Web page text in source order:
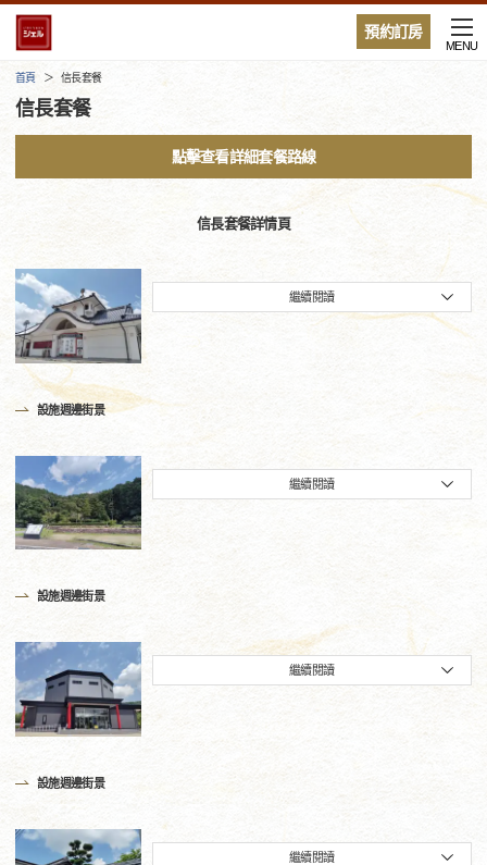
預約訂房
MENU
首頁 信長套餐
信長套餐
點擊查看詳細套餐路線
信長套餐詳情頁
繼續閱讀
設施週邊街景
繼續閱讀
設施週邊街景
繼續閱讀
設施週邊街景
繼續閱讀